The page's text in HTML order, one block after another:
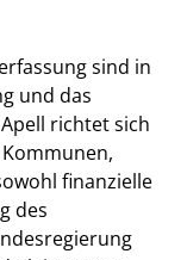
sind in
und das
richtet sich
finanzielle
des